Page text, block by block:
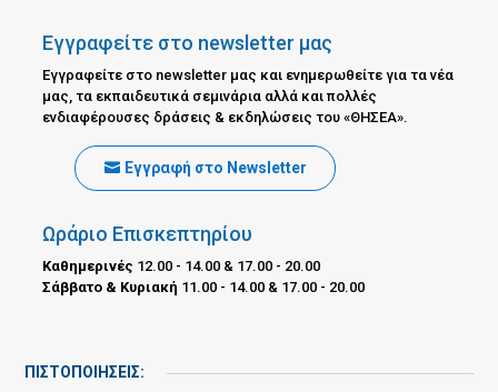
Εγγραφείτε στο newsletter μας
Εγγραφείτε στο newsletter μας και ενημερωθείτε για τα νέα
μας, τα εκπαιδευτικά σεμινάρια αλλά και πολλές
ενδιαφέρουσες δράσεις & εκδηλώσεις του «ΘΗΣΕΑ».
Εγγραφή στο Newsletter
Ωράριο Επισκεπτηρίου
Καθημερινές 12.00 - 14.00 & 17.00 - 20.00
Σάββατο & Κυριακή 11.00 - 14.00 & 17.00 - 20.00
ΠΙΣΤΟΠΟΙΗΣΕΙΣ: